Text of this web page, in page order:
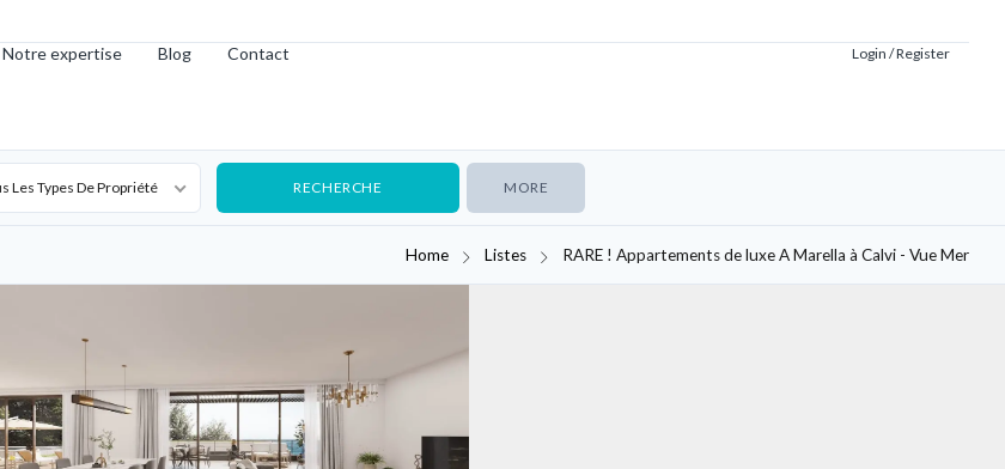
Notre expertise Blog Contact Login / Register
Les Types De Propriété MORE
Home Listes RARE ! Appartements de luxe A Marella à Calvi - Vue Mer